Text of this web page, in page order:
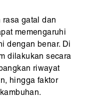
rasa gatal dan
memengaruhi
dengan benar. Di
dilakukan secara
riwayat
hingga faktor